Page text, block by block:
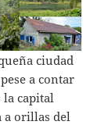
ciudad
a contar
la capital
a orillas del